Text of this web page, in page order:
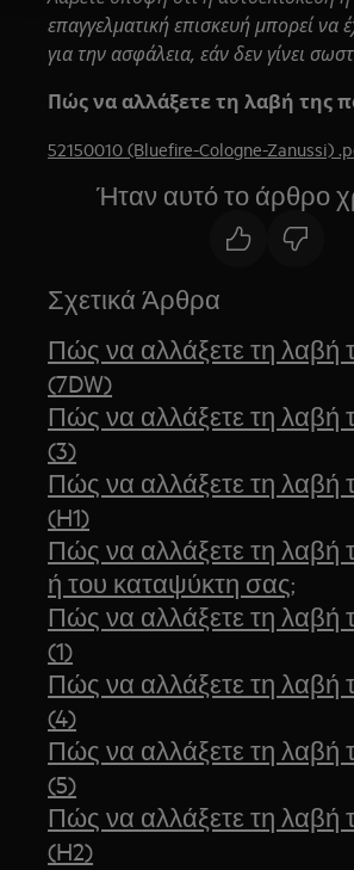
επαγγελματική επισκευή μπορεί να
για την ασφάλεια, εάν δεν γίνει
Πώς να αλλάξετε τη λαβή της
52150010 (Bluefire-Cologne-Zanussi)
Ήταν αυτό το άρθρο
Σχετικά Άρθρα
Πώς να αλλάξετε τη λαβή
(7DW)
Πώς να αλλάξετε τη λαβή
(3)
Πώς να αλλάξετε τη λαβή
(H1)
Πώς να αλλάξετε τη λαβή
ή του καταψύκτη σας;
Πώς να αλλάξετε τη λαβή
(1)
Πώς να αλλάξετε τη λαβή
(4)
Πώς να αλλάξετε τη λαβή
(5)
Πώς να αλλάξετε τη λαβή
(H2)